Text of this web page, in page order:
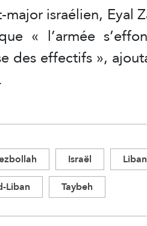
israélien, Eyal
« l’armée
des effectifs »,
Israël
Liban
Liban Taybeh